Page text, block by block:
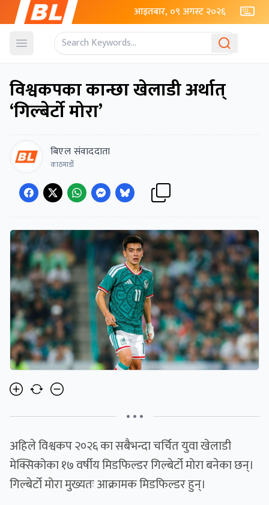
आइतबार, ०९ अगस्ट २०२६
Open menu
विश्वकपका कान्छा खेलाडी अर्थात्
‘गिल्बेर्टो मोरा’
बिएल संवाददाता
काठमाडाैं
• • •
अहिले विश्वकप २०२६ का सबैभन्दा चर्चित युवा खेलाडी
मेक्सिकोका १७ वर्षीय मिडफिल्डर गिल्बेर्टो मोरा बनेका छन्।
गिल्बेर्टो मोरा मुख्यतः आक्रामक मिडफिल्डर हुन्।